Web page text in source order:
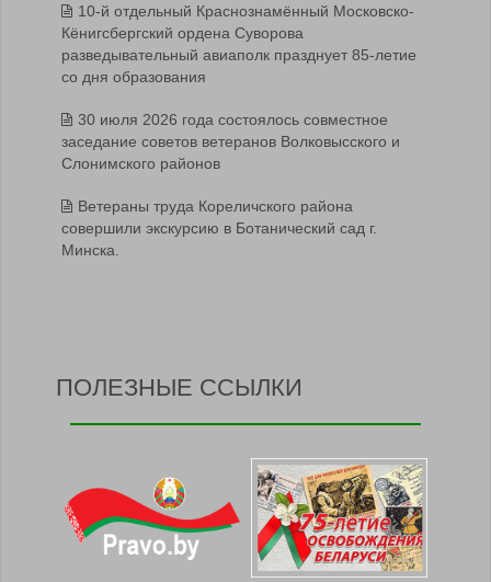
10-й отдельный Краснознамённый Московско-
Кёнигсбергский ордена Суворова
разведывательный авиаполк празднует 85-летие
со дня образования
30 июля 2026 года состоялось совместное
заседание советов ветеранов Волковысского и
Слонимского районов
Ветераны труда Кореличского района
совершили экскурсию в Ботанический сад г.
Минска.
ПОЛЕЗНЫЕ ССЫЛКИ